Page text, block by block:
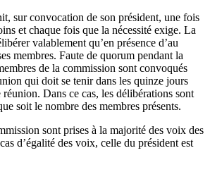
sur convocation de son président, une fois
et chaque fois que la nécessité exige. La
valablement qu’en présence d’au
membres. Faute de quorum pendant la
de la commission sont convoqués
qui doit se tenir dans les quinze jours
Dans ce cas, les délibérations sont
soit le nombre des membres présents.
sont prises à la majorité des voix des
d’égalité des voix, celle du président est